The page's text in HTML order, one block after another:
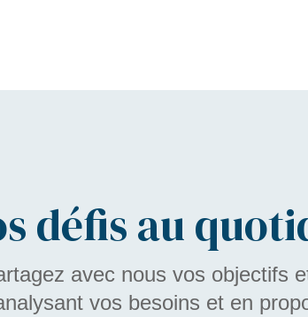
défis au
avec nous vos objectifs
vos besoins et en